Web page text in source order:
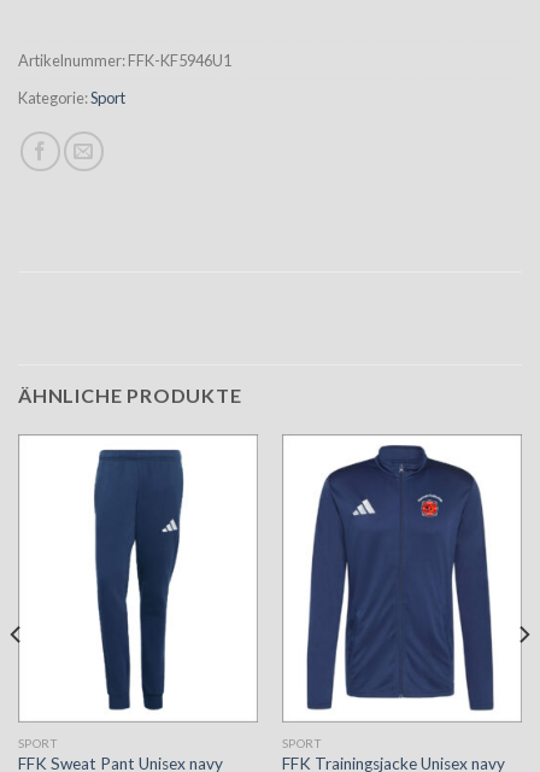
Artikelnummer:FFK-KF5946U1
Kategorie:Sport
ÄHNLICHE PRODUKTE
SPORT
FFK Sweat Pant Unisex navy
SPORT
FFK Trainingsjacke Unisex navy